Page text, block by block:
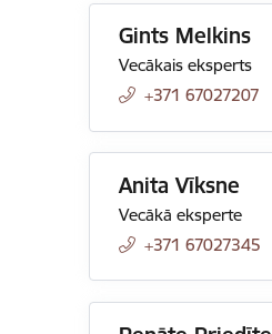
Gints Melkins
Vecākais eksperts
+371 67027207
Anita Vīksne
Vecākā eksperte
+371 67027345